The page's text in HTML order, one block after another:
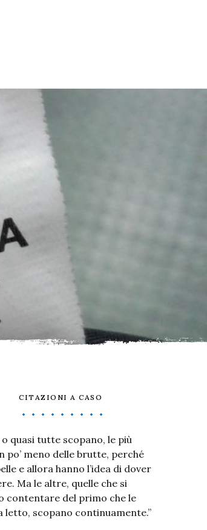
CITAZIONI A CASO
o quasi tutte scopano, le più
po’ meno delle brutte, perché
e allora hanno l’idea di dover
Ma le altre, quelle che si
contentare del primo che le
letto, scopano continuamente.”